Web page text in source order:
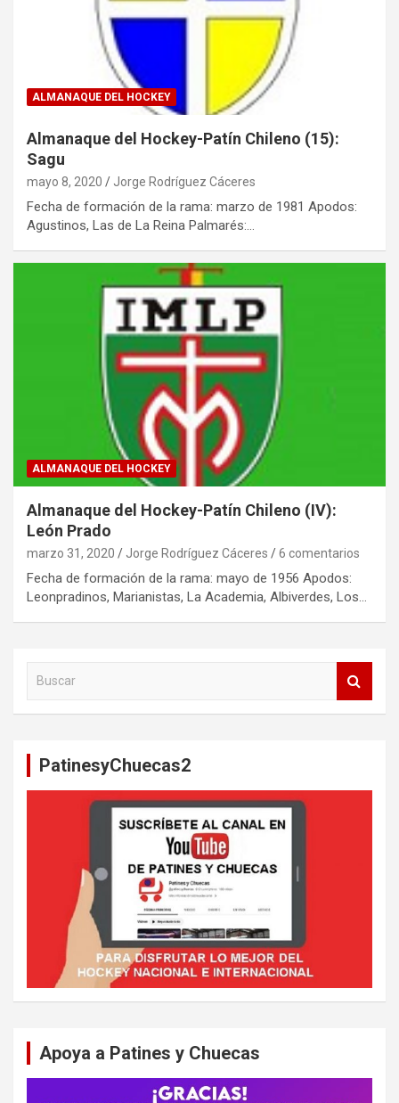
ALMANAQUE DEL HOCKEY
Almanaque del Hockey-Patín Chileno (15):
Sagu
mayo 8, 2020 Jorge Rodríguez Cáceres
Fecha de formación de la rama: marzo de 1981 Apodos:
Agustinos, Las de La Reina Palmarés:…
ALMANAQUE DEL HOCKEY
Almanaque del Hockey-Patín Chileno (IV):
León Prado
marzo 31, 2020 Jorge Rodríguez Cáceres 6 comentarios
Fecha de formación de la rama: mayo de 1956 Apodos:
Leonpradinos, Marianistas, La Academia, Albiverdes, Los…
PatinesyChuecas2
Apoya a Patines y Chuecas